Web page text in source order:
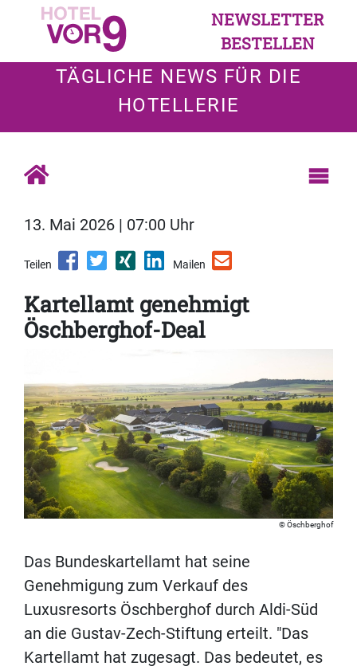
NEWSLETTER
BESTELLEN
TÄGLICHE NEWS FÜR DIE
HOTELLERIE
13. Mai 2026 | 07:00 Uhr
Teilen Mailen
Kartellamt genehmigt
Öschberghof-Deal
Öschberghof
Das Bundeskartellamt hat seine
Genehmigung zum Verkauf des
Luxusresorts Öschberghof durch Aldi-Süd
an die Gustav-Zech-Stiftung erteilt. "Das
Kartellamt hat zugesagt. Das bedeutet, es